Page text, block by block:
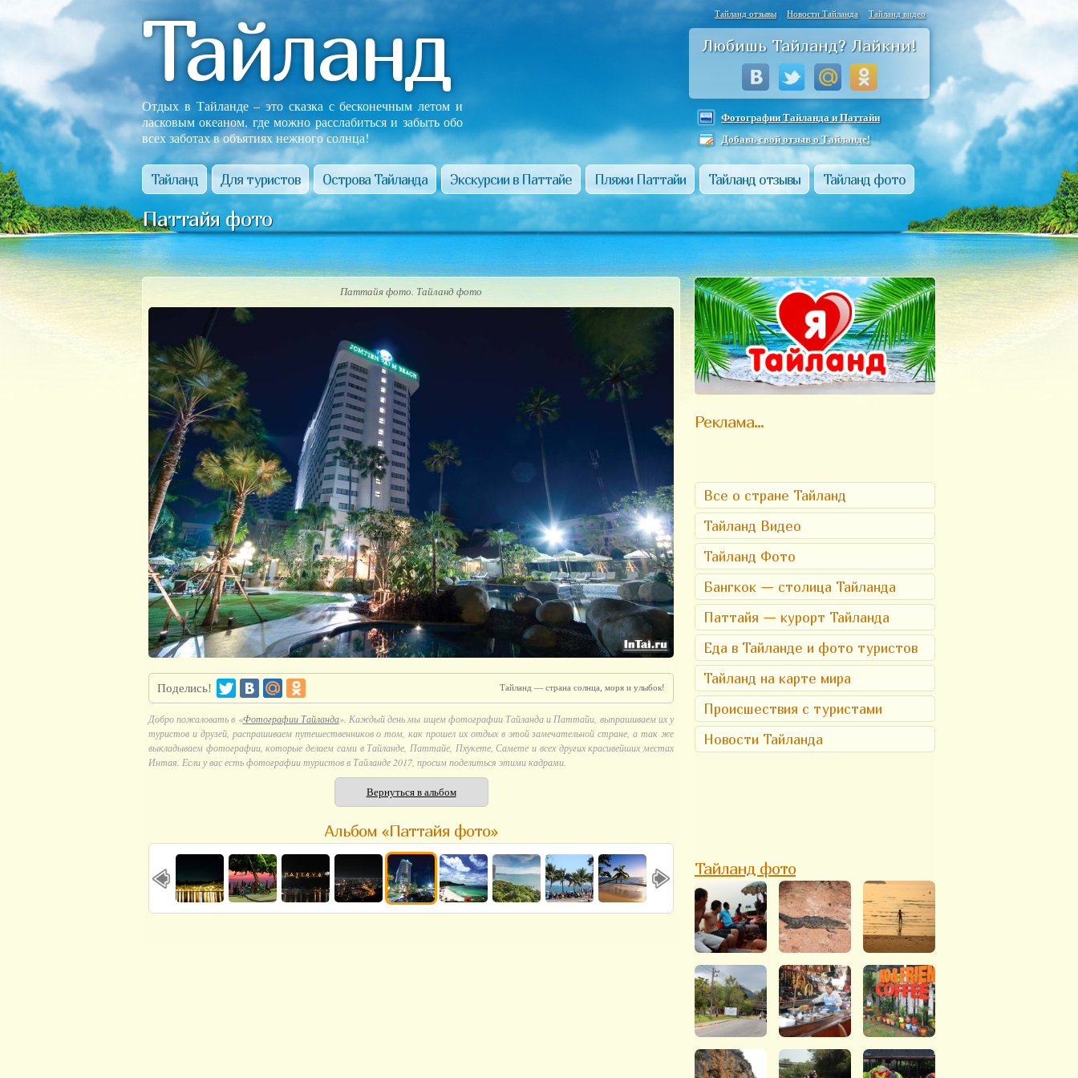
Тайланд
Отдых в Тайланде – это сказка с бесконечным летом и
ласковым океаном, где можно расслабиться и забыть обо
всех заботах в объятиях нежного солнца!
Тайланд отзывы Новости Тайланда Тайланд видео
Любишь Тайланд? Лайкни!
Фотографии Тайланда и Паттайи
Добавь свой отзыв о Тайланде!
Тайланд Для туристов Острова Тайланда Экскурсии в Паттайе Пляжи Паттайи Тайланд отзывы Тайланд фото
Паттайя фото
Паттайя фото. Тайланд фото
Поделись! Тайланд — страна солнца, моря и улыбок!
Добро пожаловать в «Фотографии Тайланда». Каждый день мы ищем фотографии Тайланда и Паттайи, выпрашиваем их у
туристов и друзей, распрашиваем путешественников о том, как прошел их отдых в этой замечательной стране, а так же
выкладываем фотографии, которые делаем сами в Тайланде, Паттайе, Пхукете, Самете и всех других красивейших местах
Интая. Если у вас есть фотографии туристов в Тайланде 2017, просим поделиться этими кадрами.
Вернуться в альбом
Альбом «Паттайя фото»
Реклама...
Все о стране Тайланд
Тайланд Видео
Тайланд Фото
Бангкок — столица Тайланда
Паттайя — курорт Тайланда
Еда в Тайланде и фото туристов
Тайланд на карте мира
Происшествия с туристами
Новости Тайланда
Тайланд фото